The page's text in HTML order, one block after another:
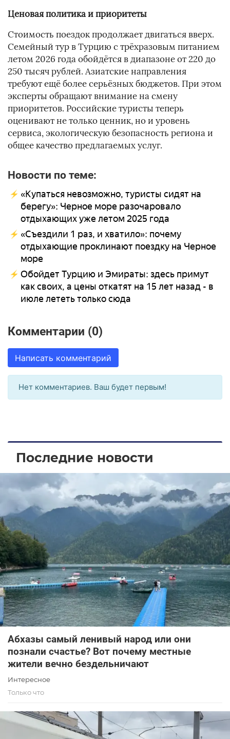
Ценовая политика и приоритеты
Стоимость поездок продолжает двигаться вверх.
Семейный тур в Турцию с трёхразовым питанием
летом 2026 года обойдётся в диапазоне от 220 до
250 тысяч рублей. Азиатские направления
требуют ещё более серьёзных бюджетов. При этом
эксперты обращают внимание на смену
приоритетов. Российские туристы теперь
оценивают не только ценник, но и уровень
сервиса, экологическую безопасность региона и
общее качество предлагаемых услуг.
Новости по теме:
«Купаться невозможно, туристы сидят на
берегу»: Черное море разочаровало
отдыхающих уже летом 2025 года
«Съездили 1 раз, и хватило»: почему
отдыхающие проклинают поездку на Черное
море
Обойдет Турцию и Эмираты: здесь примут
как своих, а цены откатят на 15 лет назад - в
июле лететь только сюда
Комментарии (0)
Написать комментарий
Нет комментариев. Ваш будет первым!
Последние новости
Абхазы самый ленивый народ или они
познали счастье? Вот почему местные
жители вечно бездельничают
Интересное
Только что